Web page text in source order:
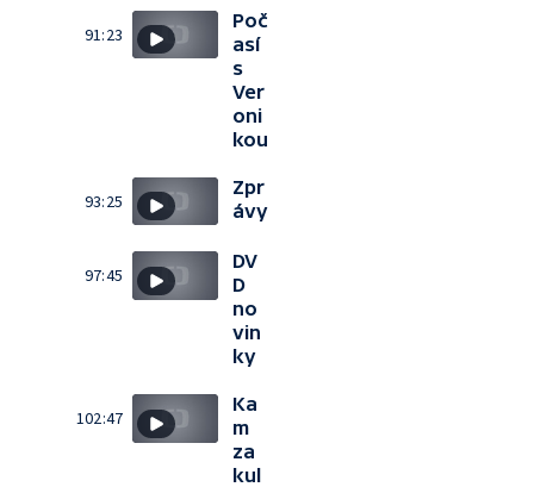
91:23
Poč
así
s
Ver
oni
kou
93:25
Zpr
ávy
97:45
DV
D
no
vin
ky
102:47
Ka
m
za
kul